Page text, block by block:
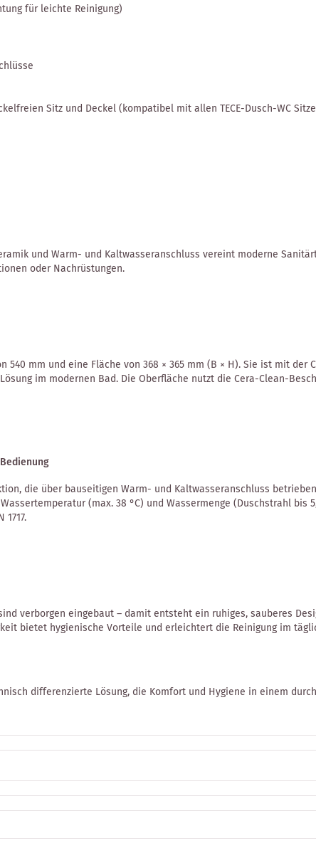
für leichte Reinigung)
Sitz und Deckel (kompatibel mit allen TECE-Dusch-WC
und Warm- und Kaltwasser­anschluss vereint moderne
oder Nachrüstungen.
mm und eine Fläche von 368 × 365 mm (B × H). Sie ist mit
im modernen Bad. Die Oberfläche nutzt die Cera-Clean-
die über bauseitigen Warm- und Kaltwasseranschluss
(max. 38 °C) und Wassermenge (Duschstrahl bis
verborgen eingebaut – damit entsteht ein ruhiges, sauberes
bietet hygienische Vorteile und erleichtert die Reinigung im
differenzierte Lösung, die Komfort und Hygiene in einem